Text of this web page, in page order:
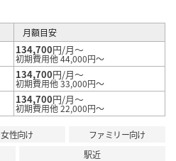
月額目安
134,700円/月～
初期費用他 44,000円～
134,700円/月～
初期費用他 33,000円～
134,700円/月～
初期費用他 22,000円～
女性向け
ファミリー向け
駅近